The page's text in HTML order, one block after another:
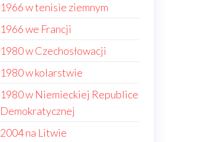
1966 w tenisie ziemnym
1966 we Francji
1980 w Czechosłowacji
1980 w kolarstwie
1980 w Niemieckiej Republice
Demokratycznej
2004 na Litwie